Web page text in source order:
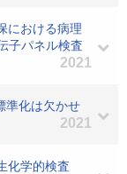
における病理
子パネル検査
2021
準化は欠かせ
2021
化学的検査